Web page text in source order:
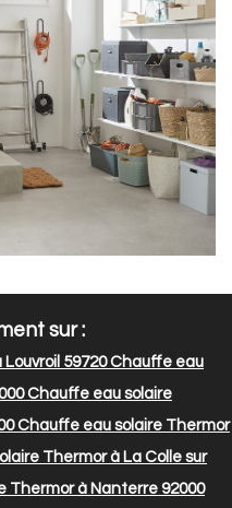
sur :
59720Chauffe eau
Chauffe eau solaire
Chauffe eau solaire Thermor
Thermor à La Colle sur
Thermor à Nanterre 92000